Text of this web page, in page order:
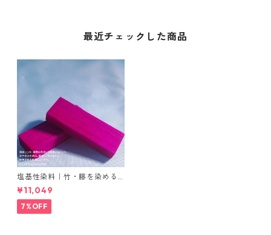
最近チェックした商品
塩基性染料｜竹・籐を染める
｜100g｜ローダミンＢ（赤紫
色）
¥11,049
7%OFF